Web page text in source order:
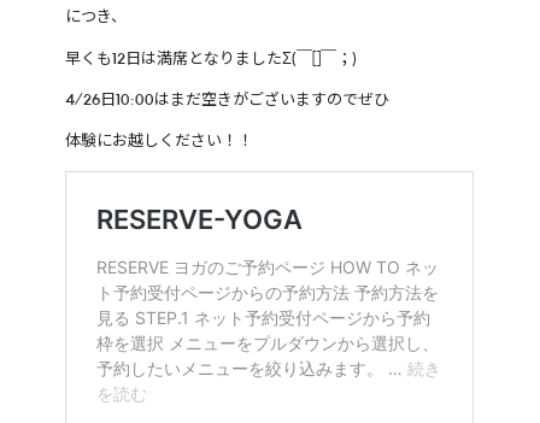
につき、
早くも12日は満席となりましたΣ(￣[]￣；)
4/26日10:00はまだ空きがございますのでぜひ
体験にお越しください！！